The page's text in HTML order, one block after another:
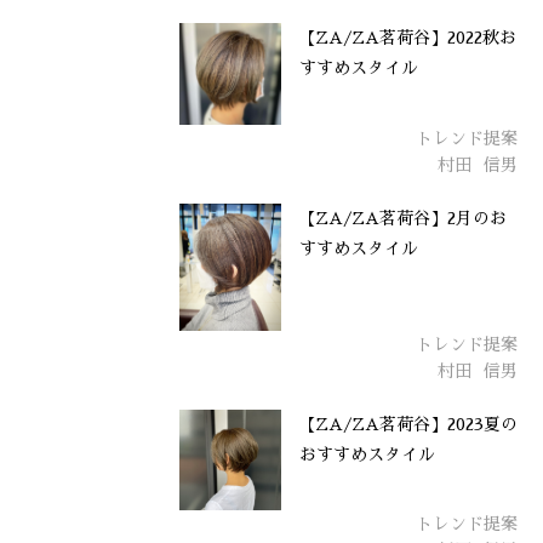
【ZA/ZA茗荷谷】2022秋お
すすめスタイル
トレンド提案
村田
信男
【ZA/ZA茗荷谷】2月のお
すすめスタイル
トレンド提案
村田
信男
【ZA/ZA茗荷谷】2023夏の
おすすめスタイル
トレンド提案